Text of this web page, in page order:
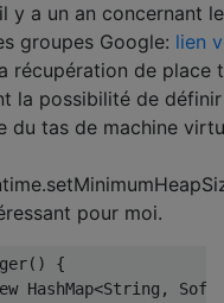
y a un an concernant
groupes Google: lien
récupération de place
la possibilité de définir
du tas de machine
pour moi.
()
{
HashMap<String ,